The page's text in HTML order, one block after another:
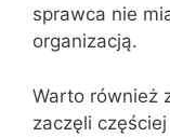
sprawca nie
organizacją.
Warto również
zaczęli